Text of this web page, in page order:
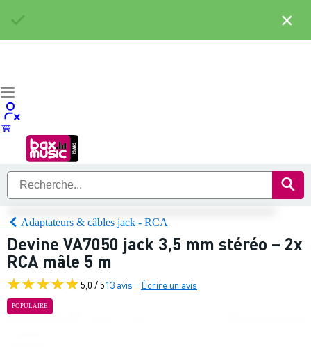
Adaptateurs & câbles jack - RCA
Devine VA7050 jack 3,5 mm stéréo – 2x
RCA mâle 5 m
5,0 / 513 avis Écrire un avis
POPULAIRE
×